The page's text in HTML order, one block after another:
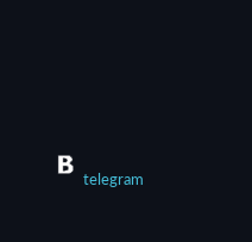
telegram